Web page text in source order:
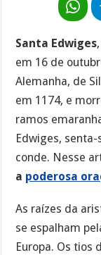
Santa Edwiges
em 16 de
Alemanha, de
em 1174, e
ramos
Edwiges,
conde. Nesse
a poderosa
As raízes da
se espalham
Europa. Os tios